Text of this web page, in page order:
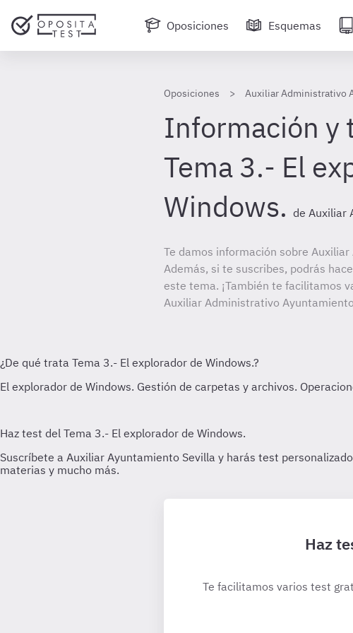
Oposiciones Esquemas
Oposiciones Auxiliar Administrativo
Información y
Tema 3.- El
Windows. de Auxiliar
Te damos información sobre
Además, si te suscribes, podrás
este tema. ¡También te facilitamos
Auxiliar Administrativo
Haz
Te facilitamos varios test